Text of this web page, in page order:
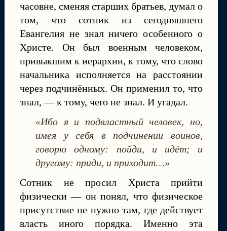
часовне, сменяя старших братьев, думал о
том, что сотник из сегодняшнего
Евангелия не знал ничего особенного о
Христе. Он был военным человеком,
привыкшим к иерархии, к тому, что слово
начальника исполняется на расстоянии
через подчинённых. Он применил то, что
знал, — к тому, чего не знал. И угадал.
«Ибо я и подвластный человек, но,
имея у себя в подчинении воинов,
говорю одному: пойди, и идёт; и
другому: приди, и приходит…»
Сотник не просил Христа прийти
физически — он понял, что физическое
присутствие не нужно там, где действует
власть иного порядка. Именно эта